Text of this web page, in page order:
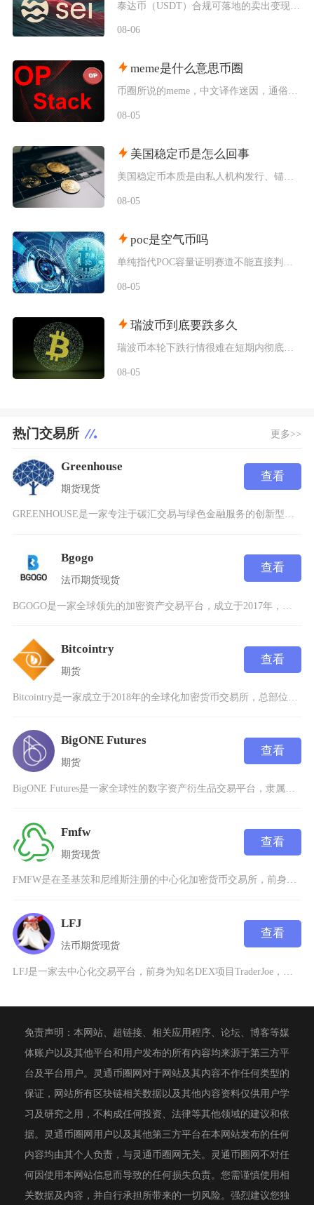
08-06
meme是什么意思币圈
币圈所说的meme，中文译作迷因，通俗来讲就是依托网络流行梗、表情包、亚文化符号诞生的加密
08-05
美国稳定币是怎么回事
08-05
poc是空气币吗
08-05
瑞波币到底要跌多久
08-05
热门交易所 更多>>
Greenhouse
期货现货
查看
GREENHOUSE是一家专注于碳汇交易与绿色金融服务的创新型交易所，致力于通过市场化机制
Bgogo
法币期货现货
查看
Bitcointry
期货
查看
BigONE Futures
期货
查看
Fmfw
期货现货
查看
FMFW是在圣基茨和尼维斯注册的中心化加密货币交易所，前身为Bitcoin.com交易所，
LFJ
法币期货现货
查看
免责声明：本网站、超链接、相关应用程序、论坛、博客等媒
体账户以及其他平台和用户发布的所有内容均来源于第三方平
台及平台用户。灵通币圈网对于网站及其内容不作任何类型的
保证，网站所有区块链相关数据以及其他内容资料仅供用户学
习及研究之用，不构成任何投资、法律等其他领域的建议和依
据。灵通币圈网用户以及其他第三方平台在本网站发布的任何
内容均由其个人负责，与灵通币圈网无关。灵通币圈网不对任
何因使用本网站信息而导致的任何损失负责。您需谨慎使用相
关数据及内容，并自行承担所带来的一切风险。强烈建议您独